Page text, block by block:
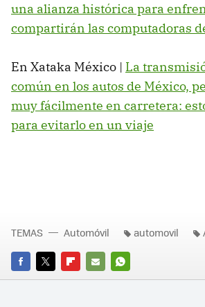
una alianza histórica para
compartirán las computadoras
En Xataka México | La
común en los autos de México,
muy fácilmente en carretera:
para evitarlo en un viaje
FACEBOOK
TWITTERFLIPBOARD
E-
WHATSAPP
TEMAS Automóvil automovil